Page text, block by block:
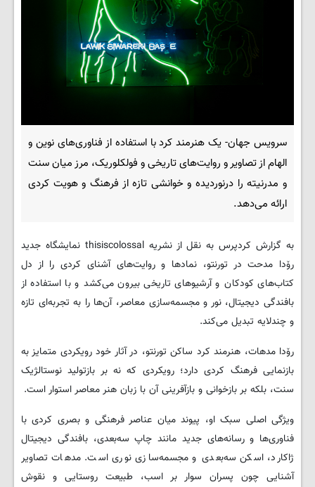
سرویس جهان- یک هنرمند کرد با استفاده از فناوری‌های نوین و
الهام از تصاویر و روایت‌های تاریخی و فولکلوریک، مرز میان سنت
و مدرنیته را درنوردیده و خوانشی تازه از فرهنگ و هویت کردی
ارائه می‌دهد.
به گزارش کردپرس به نقل از نشریه thisiscolossal نمایشگاه جدید
رۆدا مدحت در تورنتو، نمادها و روایت‌های آشنای کردی را از دل
کتاب‌های کودکان و آرشیوهای تاریخی بیرون می‌کشد و با استفاده از
بافندگی دیجیتال، نور و مجسمه‌سازی معاصر، آن‌ها را به تجربه‌ای تازه
و چندلایه تبدیل می‌کند.
رۆدا مدهات، هنرمند کرد ساکن تورنتو، در آثار خود رویکردی متمایز به
بازنمایی فرهنگ کردی دارد؛ رویکردی که نه بر بازتولید نوستالژیک
سنت، بلکه بر بازخوانی و بازآفرینی آن با زبان هنر معاصر استوار است.
ویژگی اصلی سبک او، پیوند میان عناصر فرهنگی و بصری کردی با
فناوری‌ها و رسانه‌های جدید مانند چاپ سه‌بعدی، بافندگی دیجیتال
ژاکارد، اسکن سه‌بعدی و مجسمه‌سازی نوری است. مدهات تصاویر
آشنایی چون پسران سوار بر اسب، طبیعت روستایی و نقوش